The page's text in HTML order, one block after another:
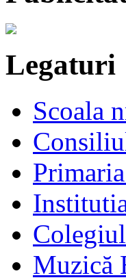
Legaturi
Scoala
Muzică